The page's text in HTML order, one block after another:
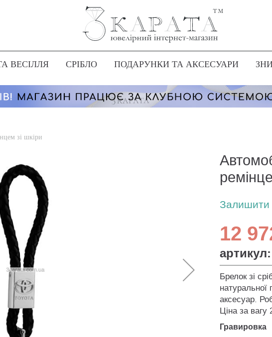
ВЕСІЛЛЯ СРІБЛО ПОДАРУНКИ ТА АКСЕСУАРИ
зі шкіри
Залишити
12
артикул:
Брелок зі
натуральної
аксесуар.
Ціна за вагу
Гравировка